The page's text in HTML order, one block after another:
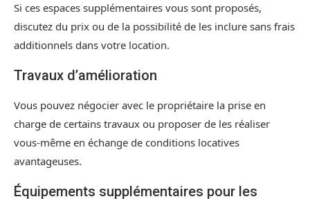
Si ces espaces supplémentaires vous sont proposés,
discutez du prix ou de la possibilité de les inclure sans frais
additionnels dans votre location.
Travaux d’amélioration
Vous pouvez négocier avec le propriétaire la prise en
charge de certains travaux ou proposer de les réaliser
vous-même en échange de conditions locatives
avantageuses.
Équipements supplémentaires pour les